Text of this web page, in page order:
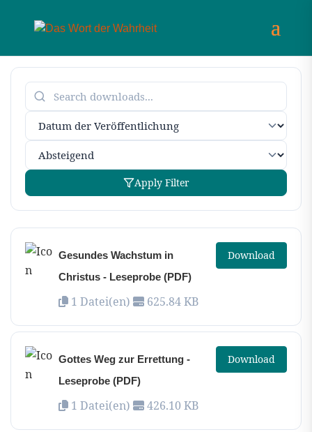
Apply Filter
Gesundes Wachstum in
Christus - Leseprobe (PDF)
1 Datei(en) 625.84 KB
Download
Gottes Weg zur Errettung -
Leseprobe (PDF)
1 Datei(en) 426.10 KB
Download